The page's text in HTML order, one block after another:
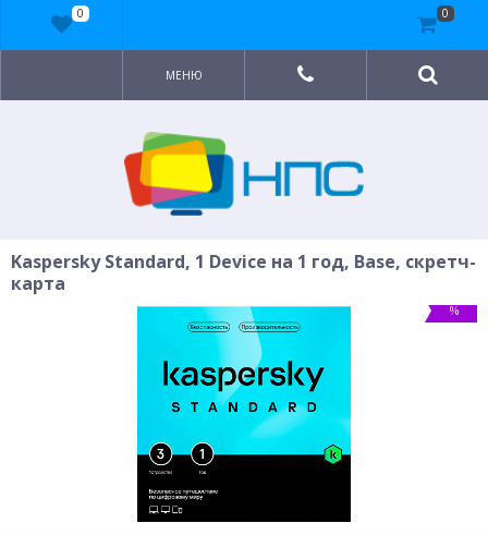
МЕНЮ
Kaspersky Standard, 1 Device на 1 год, Base, скретч-
карта
%
0 0